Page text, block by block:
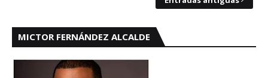
MICTOR FERNÁNDEZ ALCALDE